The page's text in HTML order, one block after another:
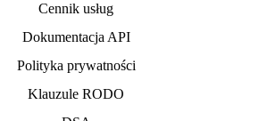
Cennik usług
Dokumentacja API
Polityka prywatności
Klauzule RODO